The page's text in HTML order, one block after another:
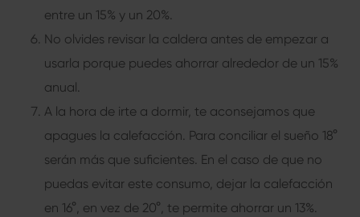
entre un 15% y un 20%.
No olvides revisar la caldera antes de empezar a
usarla porque puedes ahorrar alrededor de un 15%
anual.
A la hora de irte a dormir, te aconsejamos que
apagues la calefacción. Para conciliar el sueño 18°
serán más que suficientes. En el caso de que no
puedas evitar este consumo, dejar la calefacción
en 16°, en vez de 20°, te permite ahorrar un 13%.